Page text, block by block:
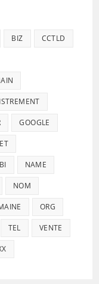
BIZ CCTLD
GOOGLE
NAME
NOM
ORG
TEL VENTE